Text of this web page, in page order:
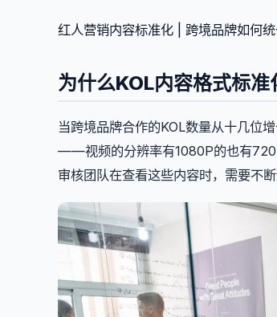
红人营销内容标准化 | 跨境品牌如何
为什么KOL内容格式标准
当跨境品牌合作的KOL数量从十几位
——视频的分辨率有1080P的也有
审核团队在查看这些内容时，需要不